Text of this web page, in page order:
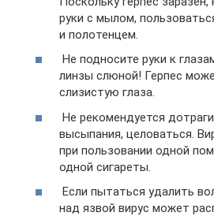
руки с мылом,
и полотенцем.
Не подносите руки к
линзы слюной! Герпес
слизистую глаза.
Не рекомендуется
высыпания, целоваться.
при пользовании одной
одной сигареты.
Если пытаться удалить
над язвой вирус может